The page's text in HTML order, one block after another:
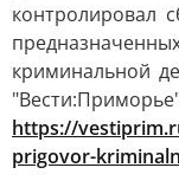
контролировал
криминальной
https://
prigovor-